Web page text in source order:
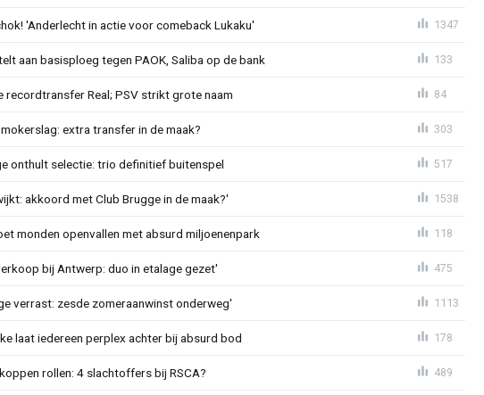
'Anderlecht in actie voor comeback Lukaku' 1347
aan basisploeg tegen PAOK, Saliba op de bank 133
recordtransfer Real; PSV strikt grote naam 84
extra transfer in de maak? 303
onthult selectie: trio definitief buitenspel 517
akkoord met Club Brugge in de maak?' 1538
monden openvallen met absurd miljoenenpark 118
bij Antwerp: duo in etalage gezet' 475
verrast: zesde zomeraanwinst onderweg' 1113
laat iedereen perplex achter bij absurd bod 178
rollen: 4 slachtoffers bij RSCA? 489